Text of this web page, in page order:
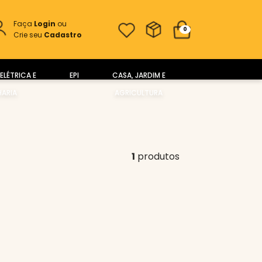
Faça Login ou
Crie seu Cadastro
0
E
EPI
CASA, JARDIM E
AGRICULTURA
1 produtos